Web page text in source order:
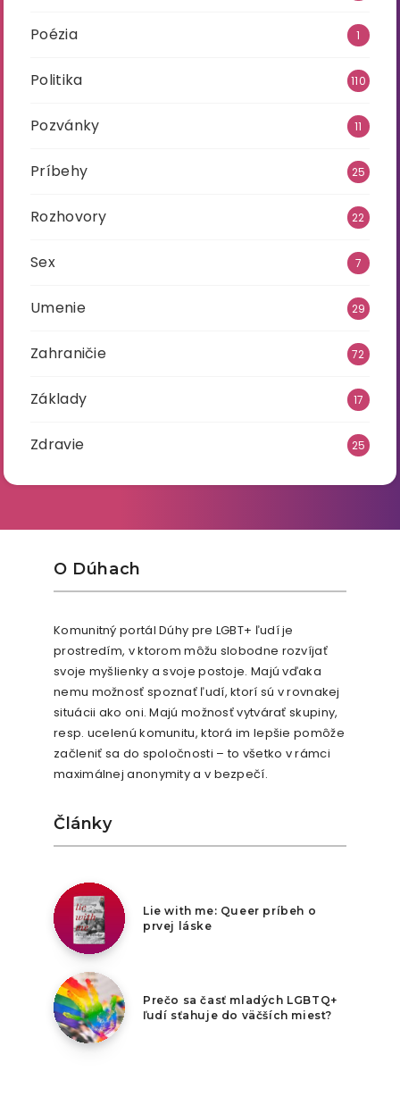
Poézia 1
Politika 110
Pozvánky 11
Príbehy 25
Rozhovory 22
Sex 7
Umenie 29
Zahraničie 72
Základy 17
Zdravie 25
O Dúhach
Komunitný portál Dúhy pre LGBT+ ľudí je
prostredím, v ktorom môžu slobodne rozvíjať
svoje myšlienky a svoje postoje. Majú vďaka
nemu možnosť spoznať ľudí, ktorí sú v rovnakej
situácii ako oni. Majú možnosť vytvárať skupiny,
resp. ucelenú komunitu, ktorá im lepšie pomôže
začleniť sa do spoločnosti – to všetko v rámci
maximálnej anonymity a v bezpečí.
Články
Lie with me: Queer príbeh o
prvej láske
Prečo sa časť mladých LGBTQ+
ľudí sťahuje do väčších miest?